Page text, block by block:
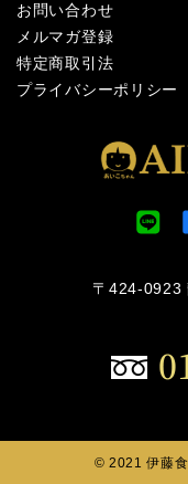
お問い合わせ
メルマガ登録
特定商取引法
プライバシーポリシー
〒424-0923
© 2021 伊藤